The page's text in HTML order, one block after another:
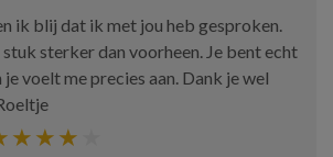
ik blij dat ik met jou heb gesproken.
stuk sterker dan voorheen. Je bent echt
je voelt me precies aan. Dank je wel